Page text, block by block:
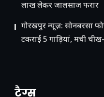
लाख लेकर जालसाज फरार
गोरखपुर न्यूज़: सोनबरसा
टकराईं 5 गाड़ियां, मची
टैग्स